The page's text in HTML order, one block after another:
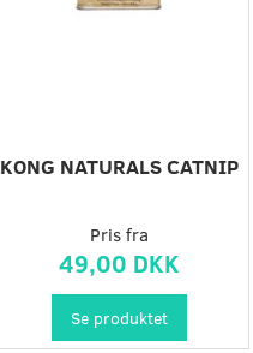
KONG NATURALS CATNIP
Pris fra
49,00 DKK
Se produktet